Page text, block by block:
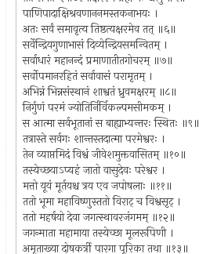
पाणिपादाक्षिश्रवणाननमस्तकनाभयः ।
अतः सर्वं समावृत्य तिष्ठत्यक्षरमेव तत् ॥६॥
सर्वेन्द्रियगुणाभासं दिव्येन्द्रियसमन्वितम् ।
सर्वाधारं महानन्दं प्रमाणातीतगोचरम् ॥७॥
सर्वोपमानरहितं सर्वावासं परामृतम् ।
अभिन्नं भिन्नसंस्थानं शाश्वतं ध्रुवमक्षरम् ॥८॥
निर्गुणं परमं ज्योतिर्निर्विकल्पमसीमकम् ।
स आत्मा सर्वभूतानां स बाह्याभ्यन्तरः स्थितः ॥९॥
तत्रास्ते सर्वगः शान्तस्तदात्मा परमेश्वरः ।
तेन व्याप्तमिदं विश्वं जीवेशमुक्तवासितम् ॥१०॥
तस्येच्छयाऽप्यहं जातो वासुदेवः परेश्वर ।
मत्तो यूयं मूर्तयश्च त्रय एव जपोषलाः ॥११॥
ततो भूमा महाविष्णुस्ततो विराट् च विश्वसृट् ।
ततो महर्षयो देवा जगत्स्थावरजंगमम् ॥१२॥
जगन्माता महामाया तस्येच्छा मूलरूपिणी ।
अमृताख्या दोषकर्त्री पारगा पूरिका तथा ॥१३॥